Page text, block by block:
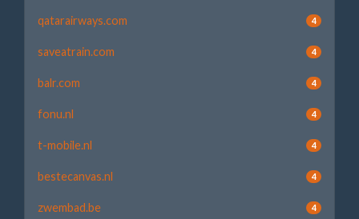
qatarairways.com 4
saveatrain.com 4
balr.com 4
fonu.nl 4
t-mobile.nl 4
bestecanvas.nl 4
zwembad.be 4